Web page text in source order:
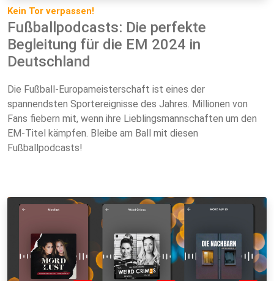
Kein Tor verpassen!
Fußballpodcasts: Die perfekte
Begleitung für die EM 2024 in
Deutschland
Die Fußball-Europameisterschaft ist eines der
spannendsten Sportereignisse des Jahres. Millionen von
Fans fiebern mit, wenn ihre Lieblingsmannschaften um den
EM-Titel kämpfen. Bleibe am Ball mit diesen
Fußballpodcasts!